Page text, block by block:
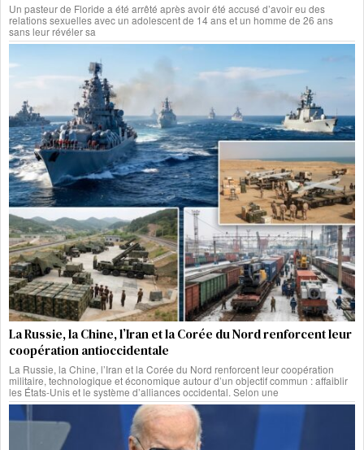
Un pasteur de Floride a été arrêté après avoir été accusé d’avoir eu des
relations sexuelles avec un adolescent de 14 ans et un homme de 26 ans
sans leur révéler sa
La Russie, la Chine, l’Iran et la Corée du Nord renforcent leur
coopération antioccidentale
La Russie, la Chine, l’Iran et la Corée du Nord renforcent leur coopération
militaire, technologique et économique autour d’un objectif commun : affaiblir
les États-Unis et le système d’alliances occidental. Selon une